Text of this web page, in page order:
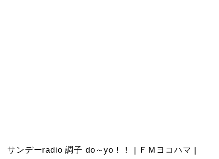
サンデーradio 調子 do～yo！！ | ＦＭヨコハマ |